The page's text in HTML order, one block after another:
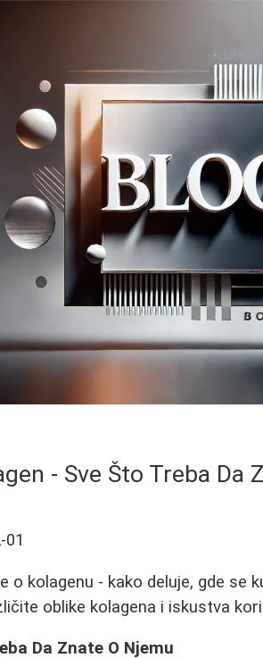
- Sve Što Treba Da
01
o kolagenu - kako deluje, gde se
oblike kolagena i iskustva
Da Znate O Njemu